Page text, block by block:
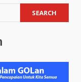
SEARCH